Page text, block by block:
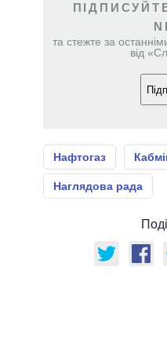
та стежте за
від
Нафтогаз
Наглядова рада